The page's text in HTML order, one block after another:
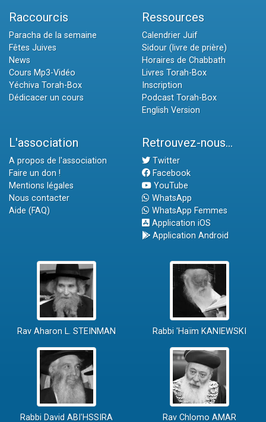
Raccourcis
Paracha de la semaine
Fêtes Juives
News
Cours Mp3-Vidéo
Yéchiva Torah-Box
Dédicacer un cours
Ressources
Calendrier Juif
Sidour (livre de prière)
Horaires de Chabbath
Livres Torah-Box
Inscription
Podcast Torah-Box
English Version
L'association
A propos de l'association
Faire un don !
Mentions légales
Nous contacter
Aide (FAQ)
Retrouvez-nous...
Twitter
Facebook
YouTube
WhatsApp
WhatsApp Femmes
Application iOS
Application Android
Rav Aharon L. STEINMAN Rabbi 'Haïm KANIEWSKI
Rabbi David ABI'HSSIRA Rav Chlomo AMAR